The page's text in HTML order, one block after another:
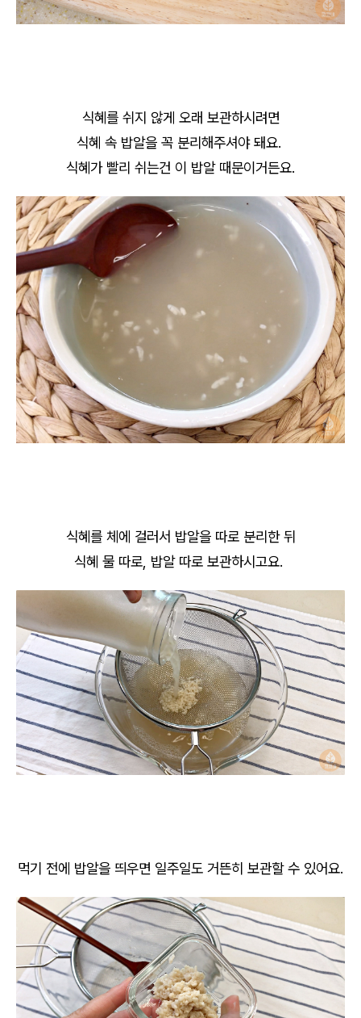
식혜를 쉬지 않게 오래 보관하시려면
식혜 속 밥알을 꼭 분리해주셔야 돼요.
식혜가 빨리 쉬는건 이 밥알 때문이거든요.
식혜를 체에 걸러서 밥알을 따로 분리한 뒤
식혜 물 따로, 밥알 따로 보관하시고요.
먹기 전에 밥알을 띄우면 일주일도 거뜬히 보관할 수 있어요.